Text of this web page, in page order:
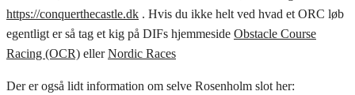
https://conquerthecastle.dk . Hvis du ikke helt ved hvad et ORC løb
egentligt er så tag et kig på DIFs hjemmeside Obstacle Course
Racing (OCR) ellerNordic Races
Der er også lidt information om selve Rosenholm slot her: